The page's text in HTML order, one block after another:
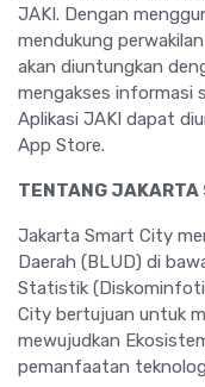
JAKI. Dengan
mendukung
akan diuntungkan
mengakses informasi
Aplikasi JAKI dapat
App Store.
TENTANG JAKARTA
Jakarta Smart City
Daerah (BLUD) di
Statistik
City bertujuan untuk
mewujudkan
pemanfaatan